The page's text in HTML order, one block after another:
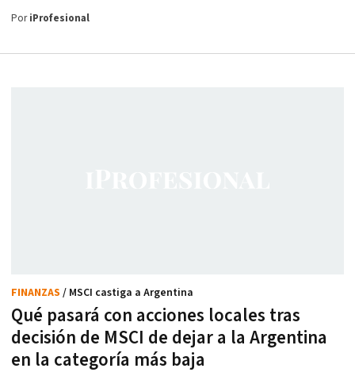
PoriProfesional
Qué pasará con acciones locales tras
decisión de MSCI de dejar a la Argentina
en la categoría más baja
FINANZAS / MSCI castiga a Argentina